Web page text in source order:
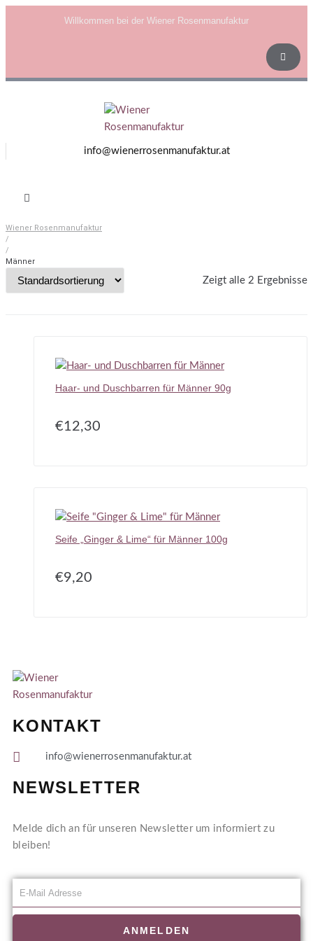
Willkommen bei der Wiener Rosenmanufaktur
info@wienerrosenmanufaktur.at
Wiener Rosenmanufaktur
/
/
Männer
Zeigt alle 2 Ergebnisse
Haar- und Duschbarren für Männer 90g
€12,30
Seife „Ginger & Lime“ für Männer 100g
€9,20
KONTAKT
info@wienerrosenmanufaktur.at
NEWSLETTER
Melde dich an für unseren Newsletter um informiert zu
bleiben!
ANMELDEN